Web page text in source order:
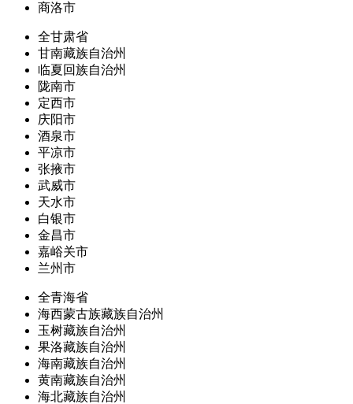
商洛市
全甘肃省
甘南藏族自治州
临夏回族自治州
陇南市
定西市
庆阳市
酒泉市
平凉市
张掖市
武威市
天水市
白银市
金昌市
嘉峪关市
兰州市
全青海省
海西蒙古族藏族自治州
玉树藏族自治州
果洛藏族自治州
海南藏族自治州
黄南藏族自治州
海北藏族自治州